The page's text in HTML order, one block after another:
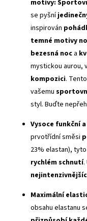
motivy:
se pyšní
inspirován
temné motivy
bezesná noc a
mystickou aurou,
kompozici. Tento
vašemu
styl. Buďte
Vysoce funkční
prvotřídní směsi
23% elastan), tyto
rychlém schnutí.
Maximální
obsahu elastanu